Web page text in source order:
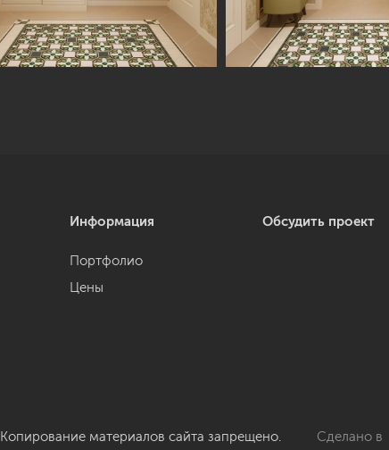
Информация
Портфолио
Цены
Обсудить проект
Копирование материалов сайта запрещено. Сделано в